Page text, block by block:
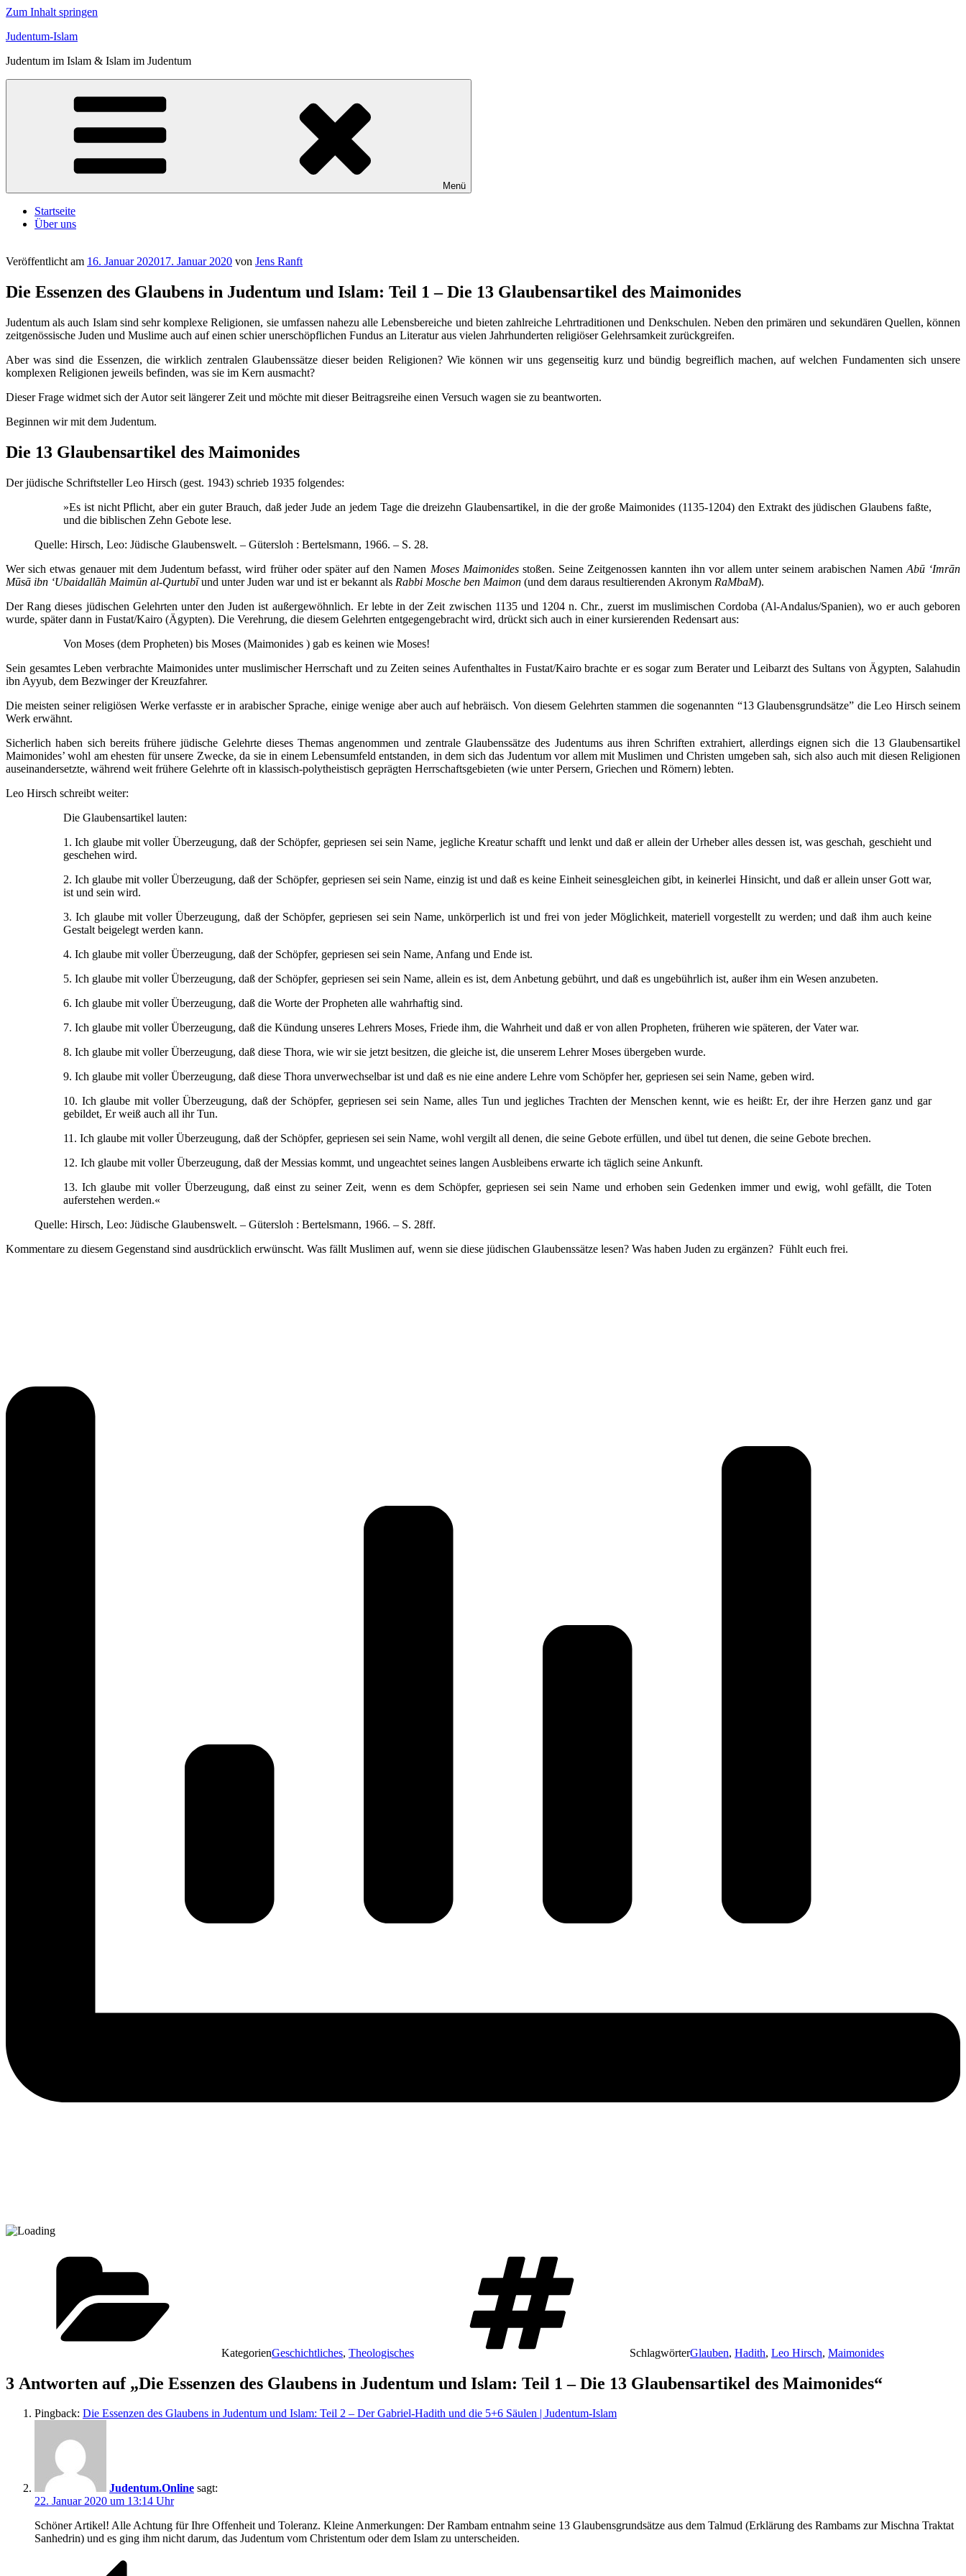
Zum Inhalt springen
Judentum-Islam
Judentum im Islam & Islam im Judentum
Menü
Startseite
Über uns
Veröffentlicht am 16. Januar 202017. Januar 2020 von Jens Ranft
Die Essenzen des Glaubens in Judentum und Islam: Teil 1 – Die 13 Glaubensartikel des Maimonides
Judentum als auch Islam sind sehr komplexe Religionen, sie umfassen nahezu alle Lebensbereiche und bieten zahlreiche Lehrtraditionen und Denkschulen. Neben den primären und sekundären Quellen, können
zeitgenössische Juden und Muslime auch auf einen schier unerschöpflichen Fundus an Literatur aus vielen Jahrhunderten religiöser Gelehrsamkeit zurückgreifen.
Aber was sind die Essenzen, die wirklich zentralen Glaubenssätze dieser beiden Religionen? Wie können wir uns gegenseitig kurz und bündig begreiflich machen, auf welchen Fundamenten sich unsere
komplexen Religionen jeweils befinden, was sie im Kern ausmacht?
Dieser Frage widmet sich der Autor seit längerer Zeit und möchte mit dieser Beitragsreihe einen Versuch wagen sie zu beantworten.
Beginnen wir mit dem Judentum.
Die 13 Glaubensartikel des Maimonides
Der jüdische Schriftsteller Leo Hirsch (gest. 1943) schrieb 1935 folgendes:
»Es ist nicht Pflicht, aber ein guter Brauch, daß jeder Jude an jedem Tage die dreizehn Glaubensartikel, in die der große Maimonides (1135-1204) den Extrakt des jüdischen Glaubens faßte,
und die biblischen Zehn Gebote lese.
Quelle: Hirsch, Leo: Jüdische Glaubenswelt. – Gütersloh : Bertelsmann, 1966. – S. 28.
Wer sich etwas genauer mit dem Judentum befasst, wird früher oder später auf den Namen Moses Maimonidesstoßen. Seine Zeitgenossen kannten ihn vor allem unter seinem arabischen Namen Abū ‘Imrān
Mūsā ibn ‘Ubaidallāh Maimūn al-Qurtubīund unter Juden war und ist er bekannt als Rabbi Mosche ben Maimon (und dem daraus resultierenden Akronym RaMbaM).
Der Rang dieses jüdischen Gelehrten unter den Juden ist außergewöhnlich. Er lebte in der Zeit zwischen 1135 und 1204 n. Chr., zuerst im muslimischen Cordoba (Al-Andalus/Spanien), wo er auch geboren
wurde, später dann in Fustat/Kairo (Ägypten). Die Verehrung, die diesem Gelehrten entgegengebracht wird, drückt sich auch in einer kursierenden Redensart aus:
Von Moses (dem Propheten) bis Moses (Maimonides ) gab es keinen wie Moses!
Sein gesamtes Leben verbrachte Maimonides unter muslimischer Herrschaft und zu Zeiten seines Aufenthaltes in Fustat/Kairo brachte er es sogar zum Berater und Leibarzt des Sultans von Ägypten, Salahudin
ibn Ayyub, dem Bezwinger der Kreuzfahrer.
Die meisten seiner religiösen Werke verfasste er in arabischer Sprache, einige wenige aber auch auf hebräisch. Von diesem Gelehrten stammen die sogenannten “13 Glaubensgrundsätze” die Leo Hirsch seinem
Werk erwähnt.
Sicherlich haben sich bereits frühere jüdische Gelehrte dieses Themas angenommen und zentrale Glaubenssätze des Judentums aus ihren Schriften extrahiert, allerdings eignen sich die 13 Glaubensartikel
Maimonides’ wohl am ehesten für unsere Zwecke, da sie in einem Lebensumfeld entstanden, in dem sich das Judentum vor allem mit Muslimen und Christen umgeben sah, sich also auch mit diesen Religionen
auseinandersetzte, während weit frühere Gelehrte oft in klassisch-polytheistisch geprägten Herrschaftsgebieten (wie unter Persern, Griechen und Römern) lebten.
Leo Hirsch schreibt weiter:
Die Glaubensartikel lauten:
1. Ich glaube mit voller Überzeugung, daß der Schöpfer, gepriesen sei sein Name, jegliche Kreatur schafft und lenkt und daß er allein der Urheber alles dessen ist, was geschah, geschieht und
geschehen wird.
2. Ich glaube mit voller Überzeugung, daß der Schöpfer, gepriesen sei sein Name, einzig ist und daß es keine Einheit seinesgleichen gibt, in keinerlei Hinsicht, und daß er allein unser Gott war,
ist und sein wird.
3. Ich glaube mit voller Überzeugung, daß der Schöpfer, gepriesen sei sein Name, unkörperlich ist und frei von jeder Möglichkeit, materiell vorgestellt zu werden; und daß ihm auch keine
Gestalt beigelegt werden kann.
4. Ich glaube mit voller Überzeugung, daß der Schöpfer, gepriesen sei sein Name, Anfang und Ende ist.
5. Ich glaube mit voller Überzeugung, daß der Schöpfer, gepriesen sei sein Name, allein es ist, dem Anbetung gebührt, und daß es ungebührlich ist, außer ihm ein Wesen anzubeten.
6. Ich glaube mit voller Überzeugung, daß die Worte der Propheten alle wahrhaftig sind.
7. Ich glaube mit voller Überzeugung, daß die Kündung unseres Lehrers Moses, Friede ihm, die Wahrheit und daß er von allen Propheten, früheren wie späteren, der Vater war.
8. Ich glaube mit voller Überzeugung, daß diese Thora, wie wir sie jetzt besitzen, die gleiche ist, die unserem Lehrer Moses übergeben wurde.
9. Ich glaube mit voller Überzeugung, daß diese Thora unverwechselbar ist und daß es nie eine andere Lehre vom Schöpfer her, gepriesen sei sein Name, geben wird.
10. Ich glaube mit voller Überzeugung, daß der Schöpfer, gepriesen sei sein Name, alles Tun und jegliches Trachten der Menschen kennt, wie es heißt: Er, der ihre Herzen ganz und gar
gebildet, Er weiß auch all ihr Tun.
11. Ich glaube mit voller Überzeugung, daß der Schöpfer, gepriesen sei sein Name, wohl vergilt all denen, die seine Gebote erfüllen, und übel tut denen, die seine Gebote brechen.
12. Ich glaube mit voller Überzeugung, daß der Messias kommt, und ungeachtet seines langen Ausbleibens erwarte ich täglich seine Ankunft.
13. Ich glaube mit voller Überzeugung, daß einst zu seiner Zeit, wenn es dem Schöpfer, gepriesen sei sein Name und erhoben sein Gedenken immer und ewig, wohl gefällt, die Toten
auferstehen werden.«
Quelle: Hirsch, Leo: Jüdische Glaubenswelt. – Gütersloh : Bertelsmann, 1966. – S. 28ff.
Kommentare zu diesem Gegenstand sind ausdrücklich erwünscht. Was fällt Muslimen auf, wenn sie diese jüdischen Glaubenssätze lesen? Was haben Juden zu ergänzen? Fühlt euch frei.
KategorienGeschichtliches, Theologisches SchlagwörterGlauben, Hadith, Leo Hirsch, Maimonides
3 Antworten auf „Die Essenzen des Glaubens in Judentum und Islam: Teil 1 – Die 13 Glaubensartikel des Maimonides“
Pingback: Die Essenzen des Glaubens in Judentum und Islam: Teil 2 – Der Gabriel-Hadith und die 5+6 Säulen | Judentum-Islam
Judentum.Online sagt:
22. Januar 2020 um 13:14 Uhr
Schöner Artikel! Alle Achtung für Ihre Offenheit und Toleranz. Kleine Anmerkungen: Der Rambam entnahm seine 13 Glaubensgrundsätze aus dem Talmud (Erklärung des Rambams zur Mischna Traktat
Sanhedrin) und es ging ihm nicht darum, das Judentum vom Christentum oder dem Islam zu unterscheiden.